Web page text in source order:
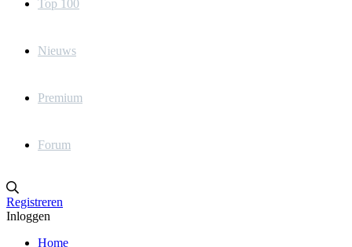
Top 100
Nieuws
Premium
Forum
Registreren
Inloggen
Home